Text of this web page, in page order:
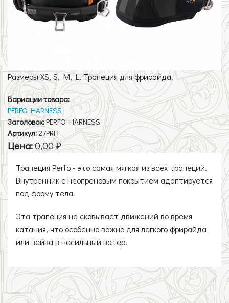
Размеры XS, S, M, L. Трапеция для фрирайда.
Вариации товара:
PERFO HARNESS
Заголовок:PERFO HARNESS
Артикул:27PRH
Цена:0,00 ₽
Трапеция Perfo - это самая мягкая из всех трапеций.
Внутренник с неопреновым покрытием адаптируется
под форму тела.
Эта трапеция не сковывает движений во время
катания, что особенно важно для легкого фрирайда
или вейва в несильный ветер.